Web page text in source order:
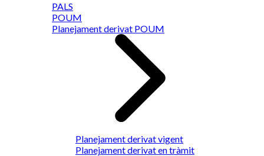
PALS
POUM
Planejament derivat POUM
Planejament derivat vigent
Planejament derivat en tràmit